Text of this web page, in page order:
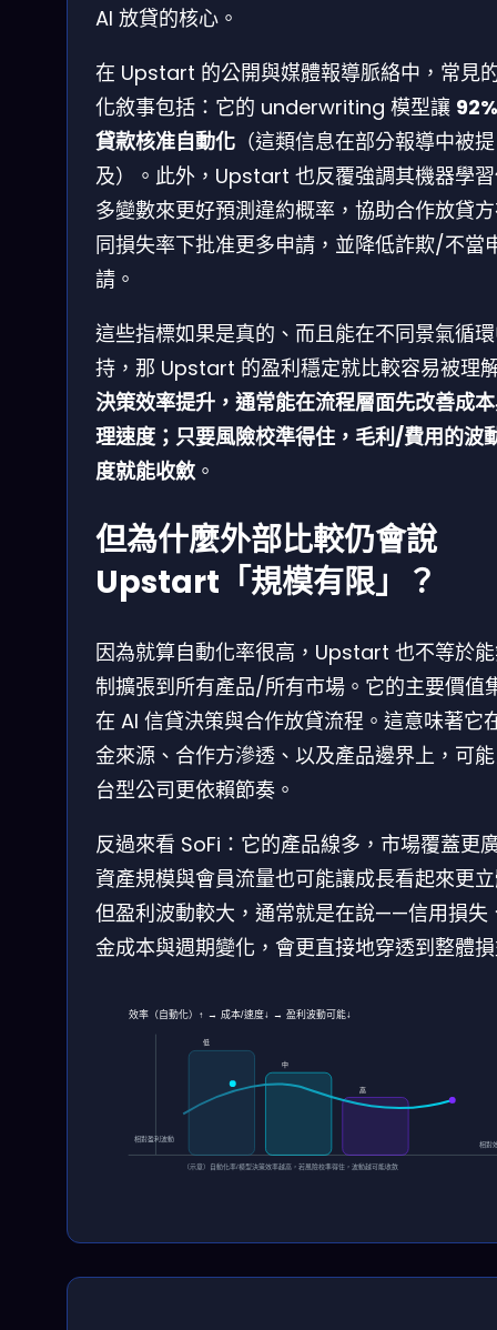
AI 放貸的核心。
在 Upstart 的公開與媒體報導脈絡中，常見
化敘事包括：它的 underwriting 模型讓
貸款核准自動化 （這類信息在部分報導中被提
及）。此外，Upstart 也反覆強調其機器學
多變數來更好預測違約概率，協助合作放貸
同損失率下批准更多申請，並降低詐欺/不當
請。
這些指標如果是真的、而且能在不同景氣循
持，那 Upstart 的盈利穩定就比較容易被理
決策效率提升，通常能在流程層面先改善成
理速度；只要風險校準得住，毛利/費用的波
度就能收斂。
但為什麼外部比較仍會說
Upstart「規模有限」？
因為就算自動化率很高，Upstart 也不等於
制擴張到所有產品/所有市場。它的主要價值
在 AI 信貸決策與合作放貸流程。這意味著它
金來源、合作方滲透、以及產品邊界上，可
台型公司更依賴節奏。
反過來看 SoFi：它的產品線多，市場覆蓋更
資產規模與會員流量也可能讓成長看起來更
但盈利波動較大，通常就是在說——信用損失
金成本與週期變化，會更直接地穿透到整體
效率（自動化）↑ → 成本/速度↓ → 盈利波動可能↓
相對盈利波動
相對
低
中
高
（示意）自動化率/模型決策效率越高，若風險校準得住，波動越可能收斂